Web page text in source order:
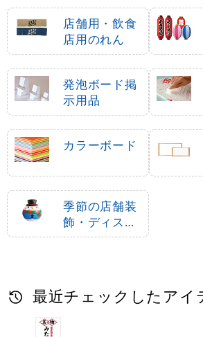
店舗用・飲食
店用のれん
発泡ボード掲
示用品
カラーボード
季節の店舗装
飾・ディスプ
レイ・飾り付
最近チェックしたアイ